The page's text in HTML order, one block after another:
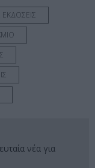
ΕΚΔΟΣΕΙΣ
νέα για